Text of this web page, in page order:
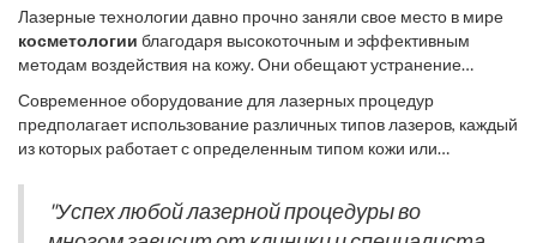
Лазерные технологии давно прочно заняли свое место в мире
косметологии благодаря высокоточным и эффективным
методам воздействия на кожу. Они обещают устранение
это звучит крайне привлекательно, однако важно понимать,
какие риски могут быть связаны с этими процедурами. Одна из
главных проблем заключается в неправильной настройке
оборудования или в недостаточной квалификации
специалистов, что может привести к ожогу кожи, образованиям
Современное оборудование для лазерных процедур
предполагает использование различных типов лазеров, каждый
из которых работает с определенным типом кожи или
учитывать индивидуальные особенности вашей кожи, такие как
"Успех любой лазерной процедуры во